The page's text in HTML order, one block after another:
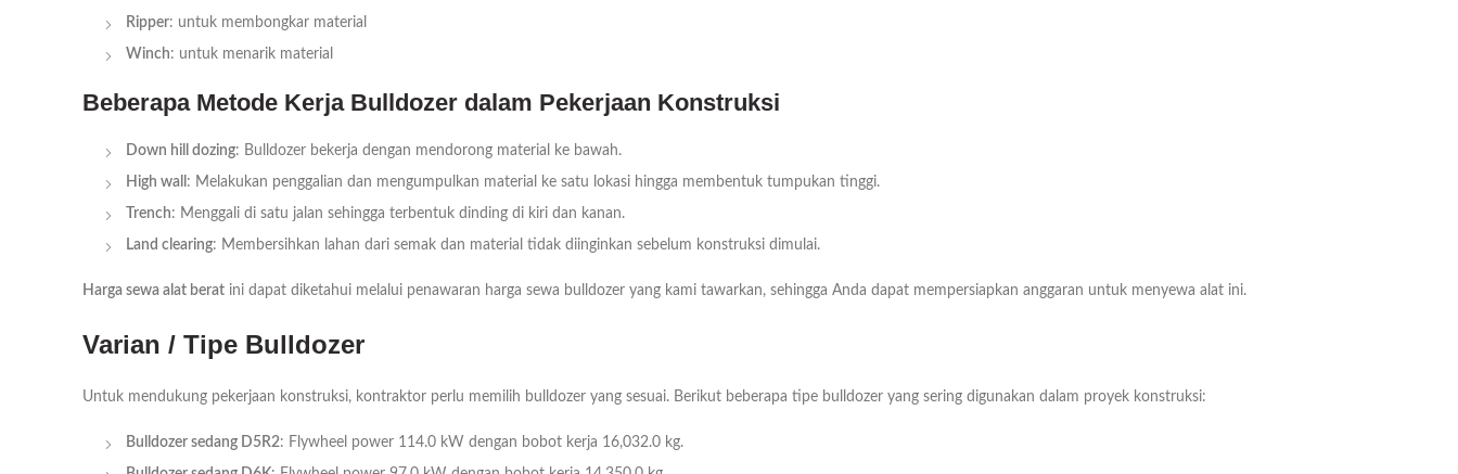
Ripper: untuk membongkar material
Winch: untuk menarik material
Beberapa Metode Kerja Bulldozer dalam Pekerjaan Konstruksi
Down hill dozing: Bulldozer bekerja dengan mendorong material ke bawah.
High wall : Melakukan penggalian dan mengumpulkan material ke satu lokasi hingga membentuk tumpukan tinggi.
Trench: Menggali di satu jalan sehingga terbentuk dinding di kiri dan kanan.
Land clearing: Membersihkan lahan dari semak dan material tidak diinginkan sebelum konstruksi dimulai.
Harga sewa alat berat ini dapat diketahui melalui penawaran harga sewa bulldozer yang kami tawarkan, sehingga Anda dapat mempersiapkan anggaran untuk menyewa alat ini.
Varian / Tipe Bulldozer
Untuk mendukung pekerjaan konstruksi, kontraktor perlu memilih bulldozer yang sesuai. Berikut beberapa tipe bulldozer yang sering digunakan dalam proyek konstruksi:
Bulldozer sedang D5R2: Flywheel power 114.0 kW dengan bobot kerja 16,032.0 kg.